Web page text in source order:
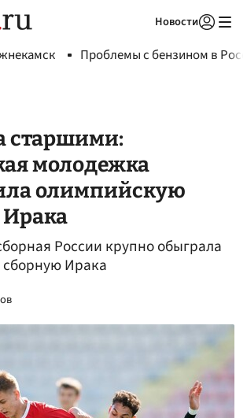
Новости
Проблемы с бензином в
старшими:
молодежка
олимпийскую
России крупно обыграла
Ирака